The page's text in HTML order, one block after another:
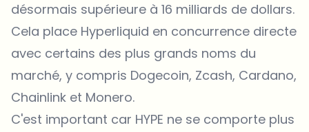
désormais supérieure à 16 milliards de dollars.
Cela place Hyperliquid en concurrence directe
avec certains des plus grands noms du
marché, y compris Dogecoin, Zcash, Cardano,
Chainlink et Monero.
C'est important car HYPE ne se comporte plus